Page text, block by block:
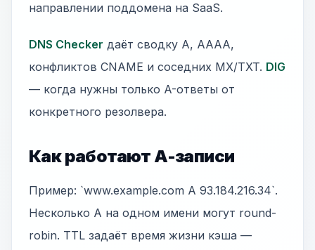
направлении поддомена на SaaS.
DNS Checker даёт сводку A, AAAA,
конфликтов CNAME и соседних MX/TXT. DIG
— когда нужны только A-ответы от
конкретного резолвера.
Как работают A-записи
Пример: `www.example.com A 93.184.216.34`.
Несколько A на одном имени могут round-
robin. TTL задаёт время жизни кэша —